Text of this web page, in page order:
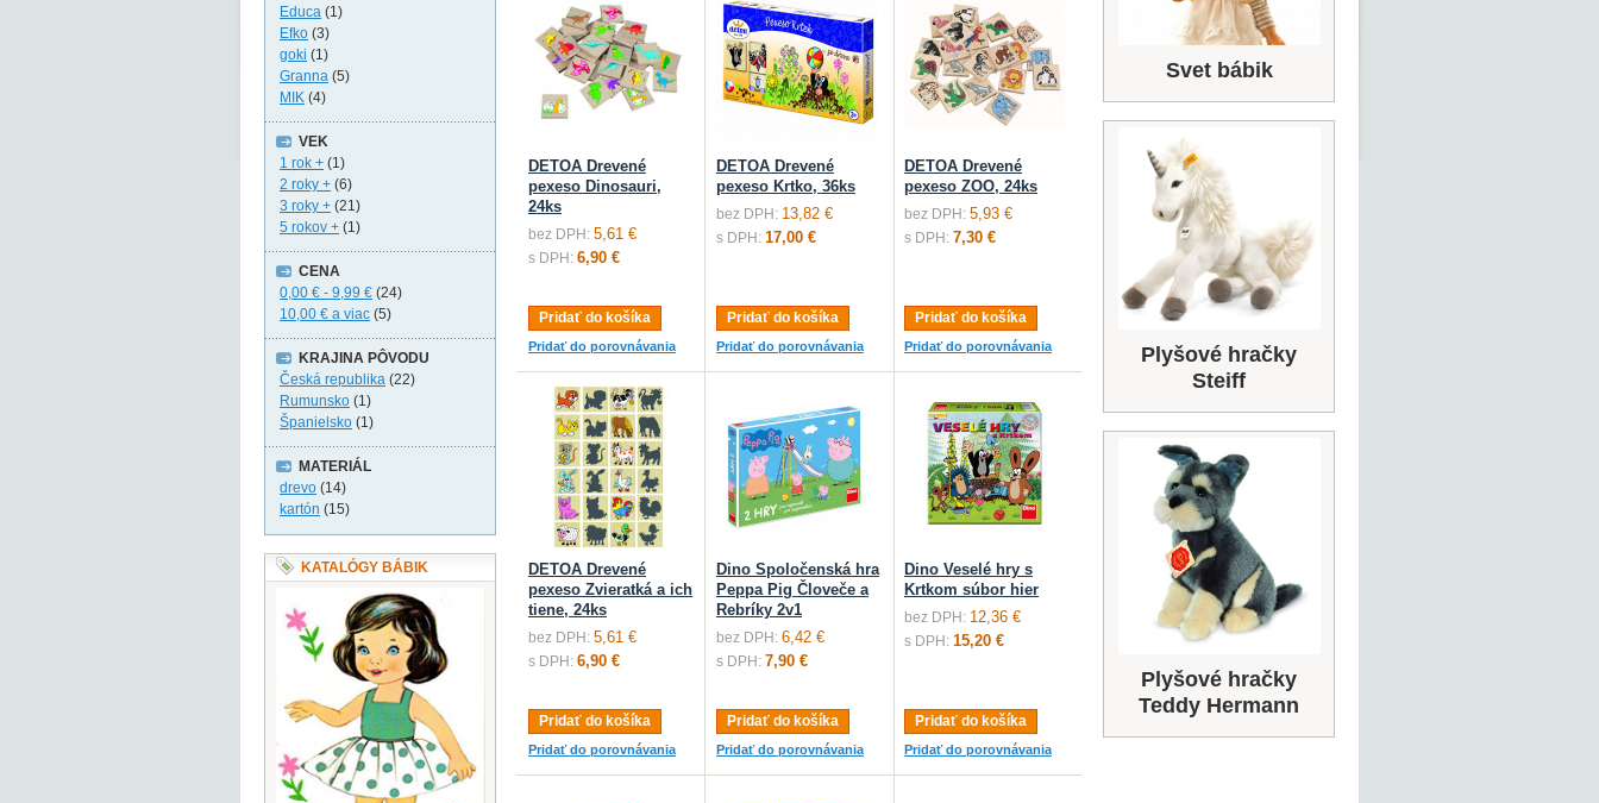
DETOA Drevené
pexeso Dinosauri,
24ks
bez DPH: 5,61 €
s DPH: 6,90 €
Pridať do košíka
Pridať do porovnávania
DETOA Drevené
pexeso Krtko, 36ks
bez DPH: 13,82 €
s DPH: 17,00 €
Pridať do košíka
Pridať do porovnávania
DETOA Drevené
pexeso ZOO, 24ks
bez DPH: 5,93 €
s DPH: 7,30 €
Pridať do košíka
Pridať do porovnávania
DETOA Drevené
pexeso Zvieratká a ich
tiene, 24ks
bez DPH: 5,61 €
s DPH: 6,90 €
Pridať do košíka
Pridať do porovnávania
Dino Spoločenská hra
Peppa Pig Človeče a
Rebríky 2v1
bez DPH: 6,42 €
s DPH: 7,90 €
Pridať do košíka
Pridať do porovnávania
Dino Veselé hry s
Krtkom súbor hier
bez DPH: 12,36 €
s DPH: 15,20 €
Pridať do košíka
Pridať do porovnávania
Educa (1)
Efko (3)
goki (1)
Granna (5)
MIK (4)
VEK
1 rok + (1)
2 roky + (6)
3 roky + (21)
5 rokov + (1)
CENA
0,00 € - 9,99 € (24)
10,00 € a viac (5)
KRAJINA PÔVODU
Česká republika (22)
Rumunsko (1)
Španielsko (1)
MATERIÁL
drevo (14)
kartón (15)
KATALÓGY BÁBIK
Svet bábik
Plyšové hračky
Steiff
Plyšové hračky
Teddy Hermann